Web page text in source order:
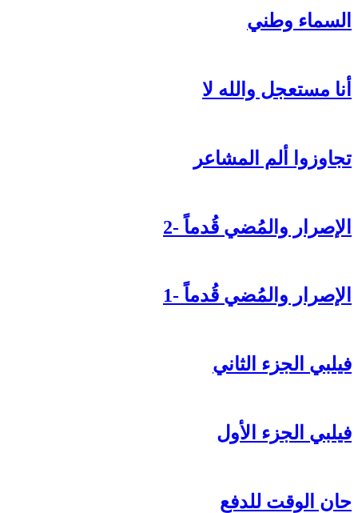
السماء وطني
أنا مستعجل والله لا
تجاوزوا ألم المشاعر
الإصرار والمُضي قُدماً -2
الإصرار والمُضي قُدماً -1
فيلبي الجزء الثاني
فيلبي الجزء الأول
حان الوقت للدفع